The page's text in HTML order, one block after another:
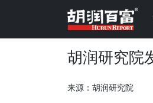
胡润研究院
来源：胡润研究院